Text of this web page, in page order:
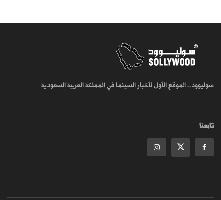
سوليوود.. الموقع الأول لأخبار السينما في المملكة العربية السعودية
تابعنا